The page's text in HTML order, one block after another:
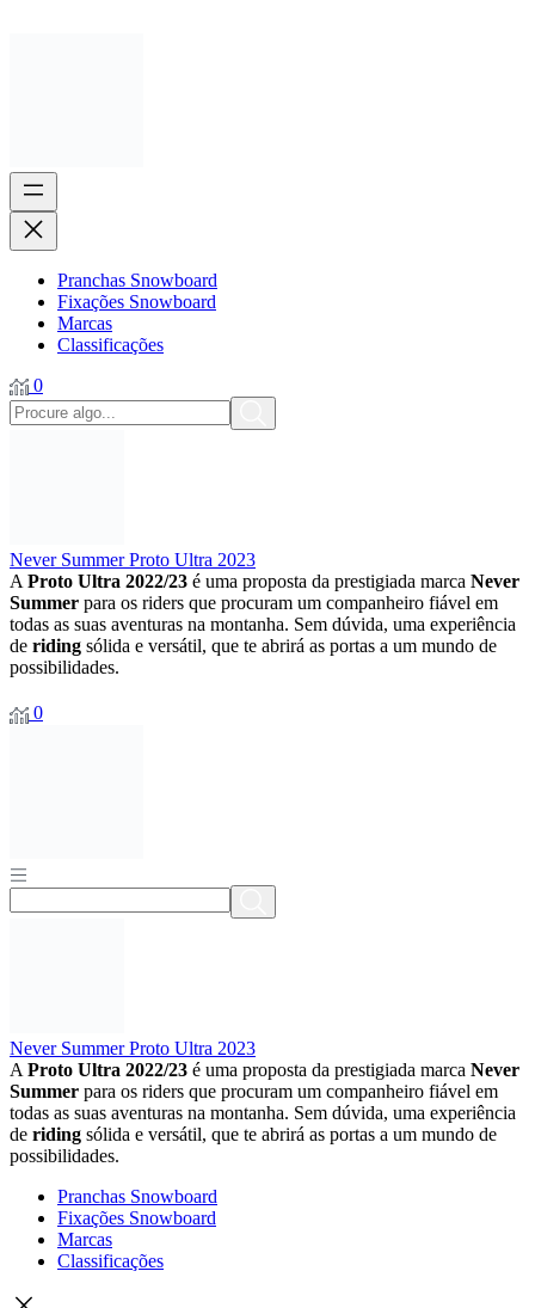
Pranchas Snowboard
Fixações Snowboard
Marcas
Classificações
0
Never Summer Proto Ultra 2023
A Proto Ultra 2022/23 é uma proposta da prestigiada marca Never
Summer para os riders que procuram um companheiro fiável em
todas as suas aventuras na montanha. Sem dúvida, uma experiência
de riding sólida e versátil, que te abrirá as portas a um mundo de
possibilidades.
0
Never Summer Proto Ultra 2023
A Proto Ultra 2022/23 é uma proposta da prestigiada marca Never
Summer para os riders que procuram um companheiro fiável em
todas as suas aventuras na montanha. Sem dúvida, uma experiência
de riding sólida e versátil, que te abrirá as portas a um mundo de
possibilidades.
Pranchas Snowboard
Fixações Snowboard
Marcas
Classificações